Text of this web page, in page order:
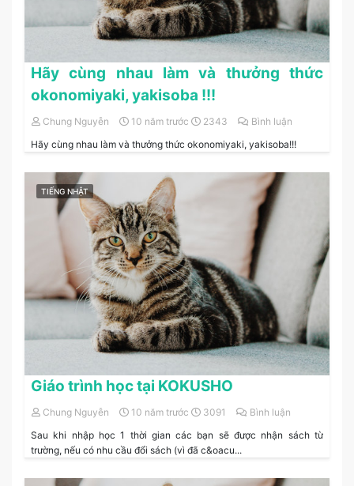
Hãy cùng nhau làm và thưởng thức
okonomiyaki, yakisoba !!!
Chung Nguyễn 10 năm trước 2343
Bình luận
Hãy cùng nhau làm và thưởng thức okonomiyaki, yakisoba!!!
TIẾNG NHẬT
Giáo trình học tại KOKUSHO
Chung Nguyễn 10 năm trước 3091
Bình luận
Sau khi nhập học 1 thời gian các bạn sẽ được nhận sách từ
trường, nếu có nhu cầu đổi sách (vì đã c&oacu...